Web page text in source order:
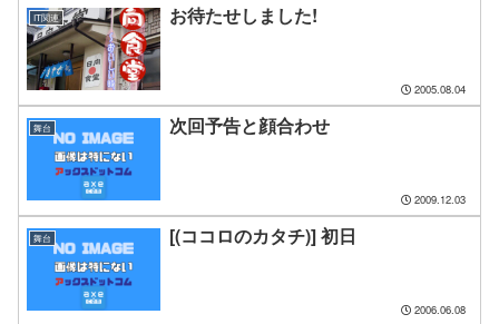
IT関連 お待たせしました!
2005.08.04
舞台 次回予告と顔合わせ
2009.12.03
舞台 [(ココロのカタチ)] 初日
2006.06.08